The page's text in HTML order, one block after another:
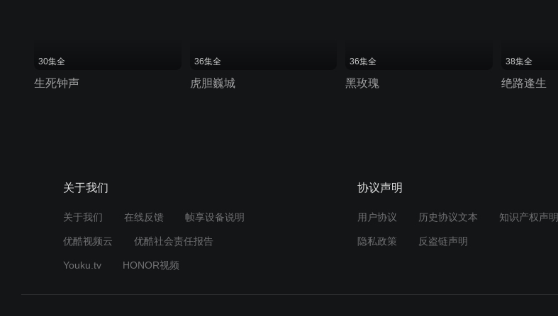
30集全
生死钟声
36集全
虎胆巍城
36集全
黑玫瑰
38集全
绝路逢生
关于我们
关于我们 在线反馈 帧享设备说明
优酷视频云 优酷社会责任报告
Youku.tv HONOR视频
协议声明
用户协议 历史协议文本 知识产权声明
隐私政策 反盗链声明